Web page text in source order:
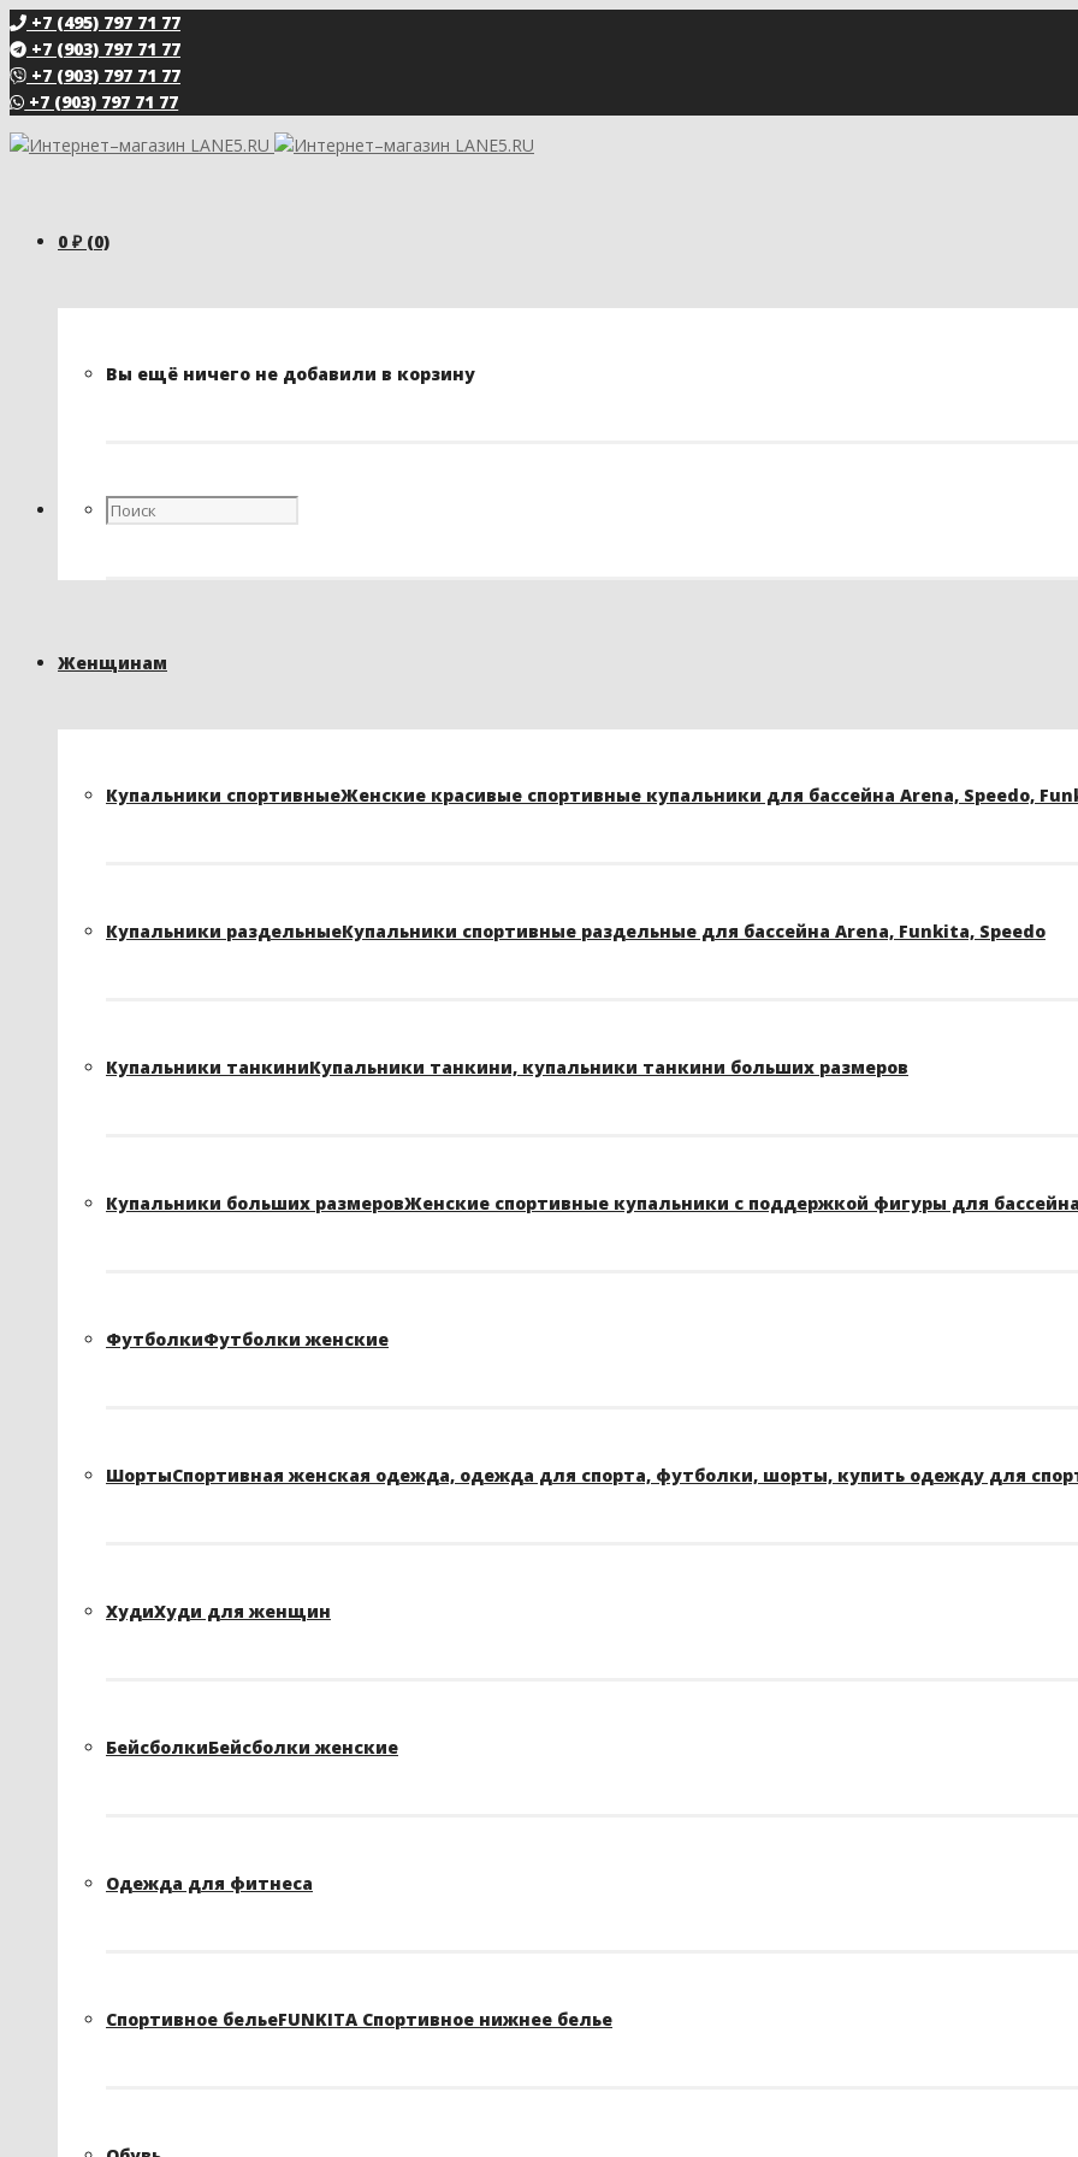
+7 (495) 797 71 77
+7 (903) 797 71 77
+7 (903) 797 71 77
+7 (903) 797 71 77
0 ₽(0)
Вы ещё ничего не добавили в корзину
Женщинам
Купальники спортивныеЖенские красивые спортивные купальники для бассейна Arena, Speedo,
Купальники раздельныеКупальники спортивные раздельные для бассейна Arena, Funkita, Speedo
Купальники танкиниКупальники танкини, купальники танкини больших размеров
Купальники больших размеровЖенские спортивные купальники с поддержкой фигуры для
ФутболкиФутболки женские
ШортыСпортивная женская одежда, одежда для спорта, футболки, шорты, купить одежду для
ХудиХуди для женщин
БейсболкиБейсболки женские
Одежда для фитнеса
Спортивное бельеFUNKITA Спортивное нижнее белье